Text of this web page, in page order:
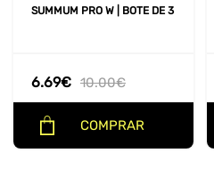
SUMMUM PRO W | BOTE DE 3
10.00€
6.69€
COMPRAR